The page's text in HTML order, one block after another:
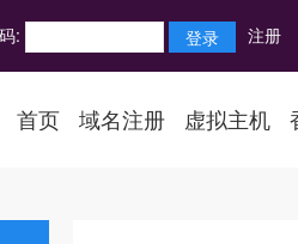
: 注册
首页 域名注册 虚拟主机